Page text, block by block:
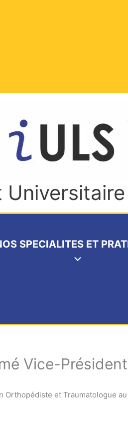
SPECIALITES ET
Vice-
Orthopédiste et Traumatologue